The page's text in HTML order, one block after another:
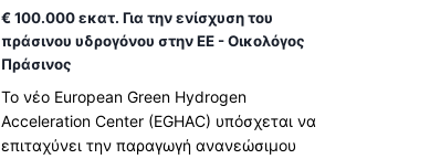
€ 100.000 εκατ. Για την ενίσχυση του
πράσινου υδρογόνου στην ΕΕ - Οικολόγος
Πράσινος
Το νέο European Green Hydrogen
Acceleration Center (EGHAC) υπόσχεται να
επιταχύνει την παραγωγή ανανεώσιμου